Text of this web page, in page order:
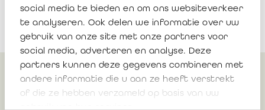
social media te bieden en om ons websiteverkeer
te analyseren. Ook delen we informatie over uw
gebruik van onze site met onze partners voor
social media, adverteren en analyse. Deze
partners kunnen deze gegevens combineren met
andere informatie die u aan ze heeft verstrekt
of die ze hebben verzameld op basis van uw
Gerelateerd